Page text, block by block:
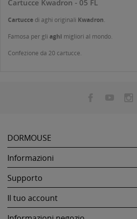
Cartucce Kwadron - 05 FL
Cartucce di aghi originali Kwadron.
Famosa per gli aghi migliori al mondo.
Confezione da 20 cartucce.
DORMOUSE
Informazioni
Supporto
Il tuo account